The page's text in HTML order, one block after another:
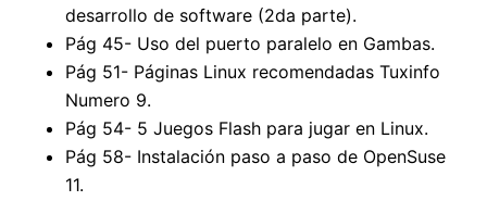
desarrollo de software (2da parte).
Pág 45- Uso del puerto paralelo en Gambas.
Pág 51- Páginas Linux recomendadas Tuxinfo
Numero 9.
Pág 54- 5 Juegos Flash para jugar en Linux.
Pág 58- Instalación paso a paso de OpenSuse
11.